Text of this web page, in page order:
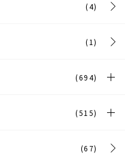
(4)
(1)
(694)
(515)
(67)